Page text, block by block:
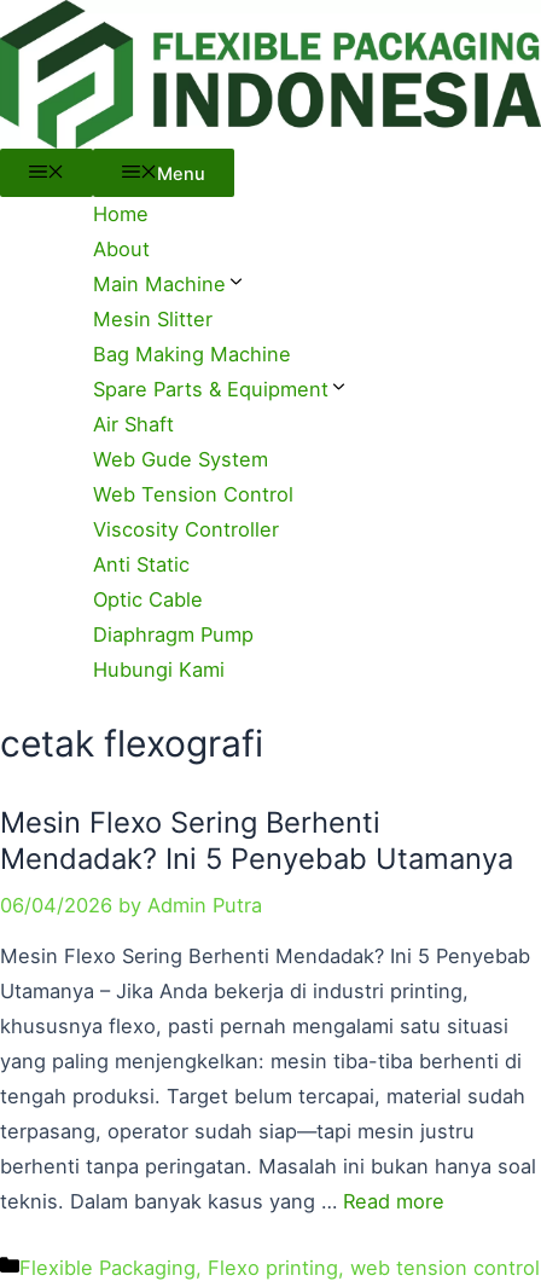
Skip
to
content
Menu
Menu
Home
About
Main Machine
Mesin Slitter
Bag Making Machine
Spare Parts & Equipment
Air Shaft
Web Gude System
Web Tension Control
Viscosity Controller
Anti Static
Optic Cable
Diaphragm Pump
Hubungi Kami
cetak flexografi
Mesin Flexo Sering Berhenti
Mendadak? Ini 5 Penyebab Utamanya
06/04/2026 by Admin Putra
Mesin Flexo Sering Berhenti Mendadak? Ini 5 Penyebab
Utamanya – Jika Anda bekerja di industri printing,
khususnya flexo, pasti pernah mengalami satu situasi
yang paling menjengkelkan: mesin tiba-tiba berhenti di
tengah produksi. Target belum tercapai, material sudah
terpasang, operator sudah siap—tapi mesin justru
berhenti tanpa peringatan. Masalah ini bukan hanya soal
teknis. Dalam banyak kasus yang … Read more
Flexible Packaging, Flexo printing,web tension control